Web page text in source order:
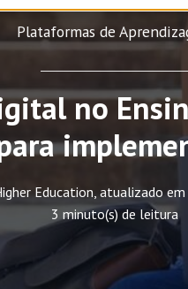
Plataformas de
no
Education, atualizado
3 minuto(s) de leitura